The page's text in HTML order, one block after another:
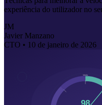
experiência do utilizador no
JM
Javier Manzano
CTO • 10 de janeiro de 2026